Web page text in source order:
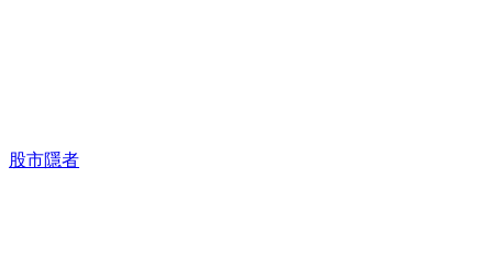
股市隱者